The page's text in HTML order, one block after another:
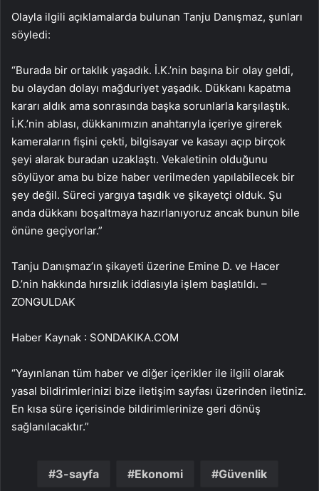
Olayla ilgili açıklamalarda bulunan Tanju Danışmaz, şunları
söyledi:
“Burada bir ortaklık yaşadık. İ.K.’nin başına bir olay geldi,
bu olaydan dolayı mağduriyet yaşadık. Dükkanı kapatma
kararı aldık ama sonrasında başka sorunlarla karşılaştık.
İ.K.’nin ablası, dükkanımızın anahtarıyla içeriye girerek
kameraların fişini çekti, bilgisayar ve kasayı açıp birçok
şeyi alarak buradan uzaklaştı. Vekaletinin olduğunu
söylüyor ama bu bize haber verilmeden yapılabilecek bir
şey değil. Süreci yargıya taşıdık ve şikayetçi olduk. Şu
anda dükkanı boşaltmaya hazırlanıyoruz ancak bunun bile
önüne geçiyorlar.”
Tanju Danışmaz’ın şikayeti üzerine Emine D. ve Hacer
D.’nin hakkında hırsızlık iddiasıyla işlem başlatıldı. –
ZONGULDAK
Haber Kaynak : SONDAKIKA.COM
“Yayınlanan tüm haber ve diğer içerikler ile ilgili olarak
yasal bildirimlerinizi bize iletişim sayfası üzerinden iletiniz.
En kısa süre içerisinde bildirimlerinize geri dönüş
sağlanılacaktır.”
3-sayfa Ekonomi Güvenlik